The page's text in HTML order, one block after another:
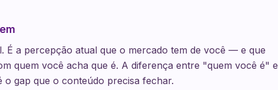
É a percepção atual que o mercado tem de você — e que
quem você acha que é. A diferença entre "quem você é" e
gap que o conteúdo precisa fechar.